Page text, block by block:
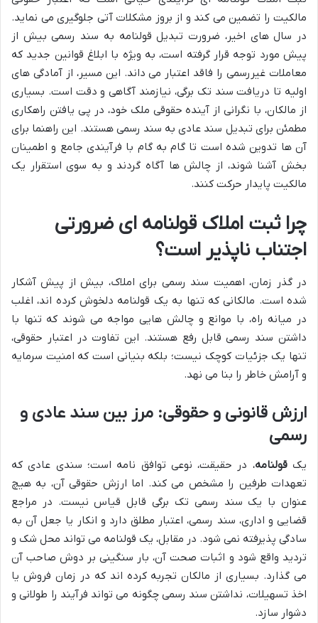
مالکیت را تضمین می کند و از بروز مشکلات آتی جلوگیری می نماید.
در سال های اخیر، ضرورت تبدیل قولنامه به سند رسمی بیش از
پیش مورد توجه قرار گرفته است، به ویژه با ابلاغ قوانین جدید که
معاملات غیررسمی را فاقد اعتبار می داند. این مسیر، از آمادگی های
اولیه تا دریافت سند تک برگی، نیازمند آگاهی و دقت است. بسیاری
از مالکان، با نگرانی از آینده حقوقی ملک خود، در پی یافتن راهکاری
مطمئن برای تبدیل سند عادی به سند رسمی هستند. این راهنما برای
آن ها تدوین شده است تا گام به گام با فرآیندی جامع و اطمینان
بخش آشنا شوند، از چالش ها آگاه گردند و به سوی استقرار یک
مالکیت پایدار حرکت کنند.
چرا ثبت املاک قولنامه ای ضرورتی
اجتناب ناپذیر است؟
در گذر زمان، اهمیت سند رسمی برای املاک، بیش از پیش آشکار
شده است. مالکانی که تنها به یک قولنامه دلخوش کرده اند، اغلب
در میانه راه، با موانع و چالش هایی مواجه می شوند که تنها با
داشتن سند رسمی قابل رفع هستند. این تفاوت در اعتبار حقوقی،
تنها یک جزئیات کوچک نیست؛ بلکه بنیانی است که امنیت سرمایه
و آرامش خاطر را بنا می نهد.
ارزش قانونی و حقوقی: مرز بین سند عادی و
رسمی
یکقولنامه، در حقیقت، نوعی توافق نامه است؛ سندی عادی که
تعهدات طرفین را مشخص می کند. اما ارزش حقوقی آن، به هیچ
عنوان با یک سند رسمی تک برگی قابل قیاس نیست. در مراجع
قضایی و اداری، سند رسمی، اعتبار مطلق دارد و انکار یا جعل آن به
سادگی پذیرفته نمی شود. در مقابل، یک قولنامه می تواند محل شک و
تردید واقع شود و اثبات صحت آن، بار سنگینی بر دوش صاحب آن
می گذارد. بسیاری از مالکان تجربه کرده اند که در زمان فروش یا
اخذ تسهیلات، نداشتن سند رسمی چگونه می تواند فرآیند را طولانی و
دشوار سازد.